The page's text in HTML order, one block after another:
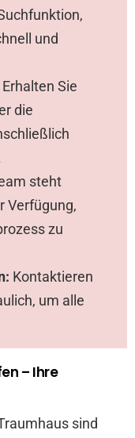
und
Erhalten Sie
die
steht
Verfügung,
zu
Kontaktieren
um alle
– Ihre
sind